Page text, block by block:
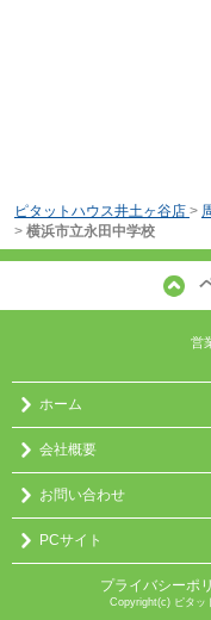
ピタットハウス井土ヶ谷店 >
> 横浜市立永田中学校
営
ホーム
会社概要
お問い合わせ
PCサイト
プライバシーポ
Copyright(c) ピタッ